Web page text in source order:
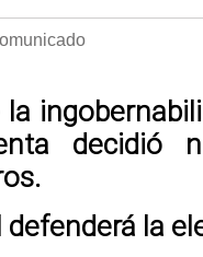
defenderá la